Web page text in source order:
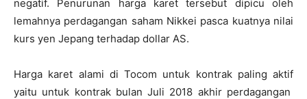
negatif. Penurunan harga karet tersebut dipicu oleh
lemahnya perdagangan saham Nikkei pasca kuatnya nilai
kurs yen Jepang terhadap dollar AS.
Harga karet alami di Tocom untuk kontrak paling aktif
yaitu untuk kontrak bulan Juli 2018 akhir perdagangan